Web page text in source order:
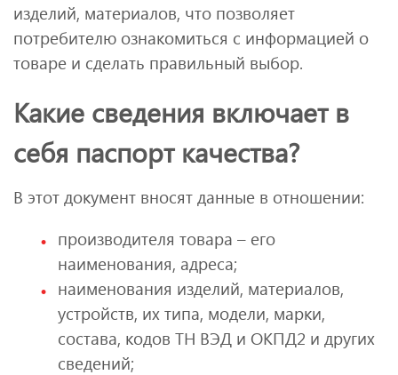
изделий, материалов, что позволяет
потребителю ознакомиться с информацией о
товаре и сделать правильный выбор.
Какие сведения включает в
себя паспорт качества?
В этот документ вносят данные в отношении:
производителя товара – его
наименования, адреса;
наименования изделий, материалов,
устройств, их типа, модели, марки,
состава, кодов ТН ВЭД и ОКПД2 и других
сведений;